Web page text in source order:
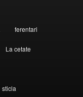
ferentari
La cetate
sticla